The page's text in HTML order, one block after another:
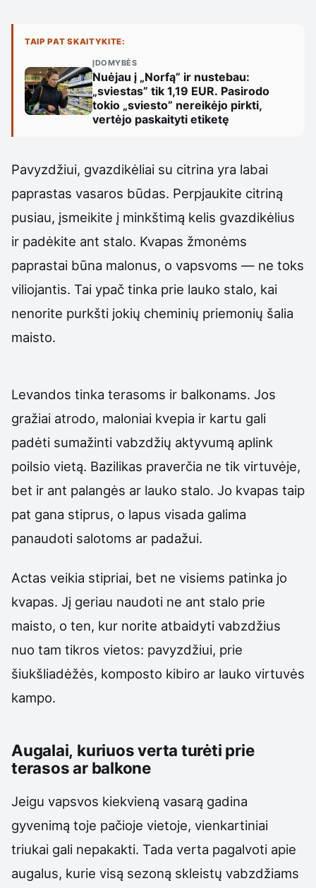
TAIP PAT SKAITYKITE:
ĮDOMYBĖS
Nuėjau į „Norfą” ir nustebau:
„sviestas” tik 1,19 EUR. Pasirodo
tokio „sviesto” nereikėjo pirkti,
vertėjo paskaityti etiketę
Pavyzdžiui, gvazdikėliai su citrina yra labai
paprastas vasaros būdas. Perpjaukite citriną
pusiau, įsmeikite į minkštimą kelis gvazdikėlius
ir padėkite ant stalo. Kvapas žmonėms
paprastai būna malonus, o vapsvoms — ne toks
viliojantis. Tai ypač tinka prie lauko stalo, kai
nenorite purkšti jokių cheminių priemonių šalia
maisto.
Levandos tinka terasoms ir balkonams. Jos
gražiai atrodo, maloniai kvepia ir kartu gali
padėti sumažinti vabzdžių aktyvumą aplink
poilsio vietą. Bazilikas praverčia ne tik virtuvėje,
bet ir ant palangės ar lauko stalo. Jo kvapas taip
pat gana stiprus, o lapus visada galima
panaudoti salotoms ar padažui.
Actas veikia stipriai, bet ne visiems patinka jo
kvapas. Jį geriau naudoti ne ant stalo prie
maisto, o ten, kur norite atbaidyti vabzdžius
nuo tam tikros vietos: pavyzdžiui, prie
šiukšliadėžės, komposto kibiro ar lauko virtuvės
kampo.
Augalai, kuriuos verta turėti prie
terasos ar balkone
Jeigu vapsvos kiekvieną vasarą gadina
gyvenimą toje pačioje vietoje, vienkartiniai
triukai gali nepakakti. Tada verta pagalvoti apie
augalus, kurie visą sezoną skleistų vabzdžiams